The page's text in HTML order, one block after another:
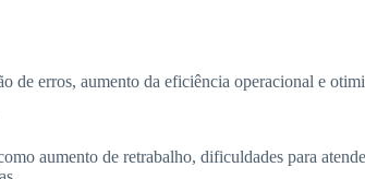
de erros, aumento da eficiência operacional e
aumento de retrabalho, dificuldades para